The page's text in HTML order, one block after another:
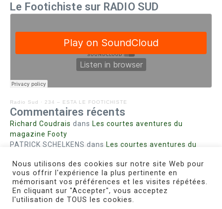
Le Footichiste sur RADIO SUD
Radio Sud · 234 – ESTA LE FOOTICHISTE
Commentaires récents
Richard Coudrais dans Les courtes aventures du
magazine Footy
PATRICK SCHELKENS dans Les courtes aventures du
Bohn fabiennedans Intrigues sanglantes à Mulhouse
Steph. RUTA dansLust for Nice
MIRMANDdansPieds agiles et champignons
Nous utilisons des cookies sur notre site Web pour
vous offrir l'expérience la plus pertinente en
mémorisant vos préférences et les visites répétées.
En cliquant sur "Accepter", vous acceptez
l'utilisation de TOUS les cookies.